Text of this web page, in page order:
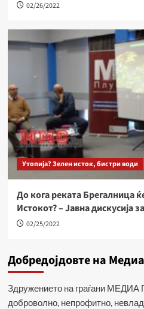
02/26/2022
Утопија? Зелен исток, бистри води
До кога реката Брегалница
Истокот? – Јавна дискусија
02/25/2022
Добредојдовте на
Здружението на граѓани
доброволно, непрофитно,